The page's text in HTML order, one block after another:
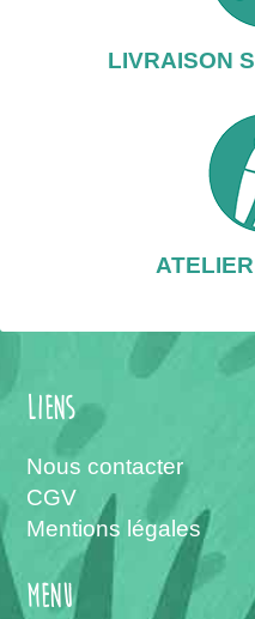
LIVRAISON
Liens
Nous contacter
CGV
Mentions légales
menu